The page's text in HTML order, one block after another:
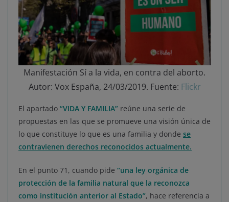
Manifestación Sí a la vida, en contra del aborto.
Autor: Vox España, 24/03/2019. Fuente: Flickr
El apartado “VIDA Y FAMILIA” reúne una serie de
propuestas en las que se promueve una visión única de
lo que constituye lo que es una familia y donde se
contravienen derechos reconocidos actualmente.
En el punto 71, cuando pide “una ley orgánica de
protección de la familia natural que la reconozca
como institución anterior al Estado”, hace referencia a